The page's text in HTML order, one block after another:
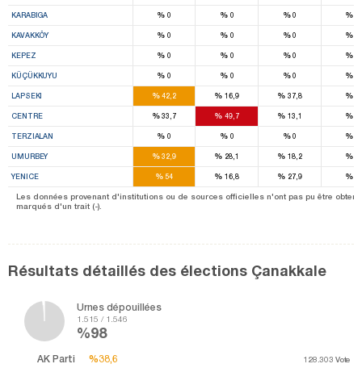
KARABIGA %0 %0 %0 %
KAVAKKÖY %0 %0 %0 %
KEPEZ %0 %0 %0 %
KÜÇÜKKUYU %0 %0 %0 %
LAPSEKI %42,2 % 16,9 % 37,8 %
CENTRE %33,7 % 49,7 % 13,1 %
TERZIALAN %0 %0 %0 %
UMURBEY %32,9 % 28,1 % 18,2 %
YENICE %54 % 16,8 % 27,9 %
Les données provenant d'institutions ou de sources officielles n'ont pas pu être
marqués d'un trait (-).
Résultats détaillés des élections Çanakkale
Urnes dépouillées
1.515 / 1.546
%98
AK Parti %38,6 128.303 Vote
%38,6